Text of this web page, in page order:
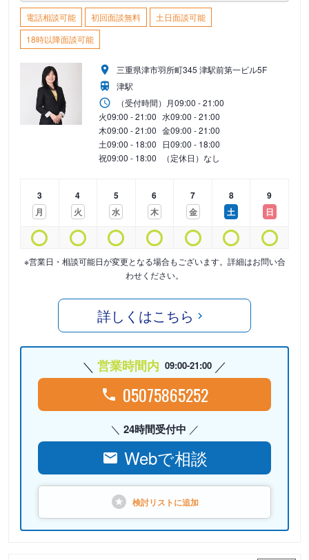
電話相談可能 初回面談無料
土日面談可能
18時以降面談可能
三重県津市羽所町345 津駅前第一ビル5F
津駅
（受付時間） 月09:00 - 21:00
火09:00 - 21:00 水09:00 - 21:00
木09:00 - 21:00 金09:00 - 21:00
土09:00 - 18:00 日09:00 - 18:00
祝09:00 - 18:00 （定休日）なし
3
月
4
火
5
水
6
木
7
金
8
土
9
日
※営業日・相談可能日が変更となる場合もございます。詳細はお問い合
わせください。
詳しくはこちら
営業時間内 09:00-21:00
05075865252
24時間受付中
Webで相談
検討リストに追加